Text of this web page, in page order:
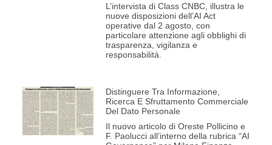
L’intervista di Class CNBC, illustra le
nuove disposizioni dell’AI Act
operative dal 2 agosto, con
particolare attenzione agli obblighi di
trasparenza, vigilanza e
responsabilità.
Distinguere Tra Informazione,
Ricerca E Sfruttamento Commerciale
Del Dato Personale
Il nuovo articolo di Oreste Pollicino e
F. Paolucci all’interno della rubrica “AI